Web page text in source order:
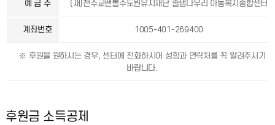
예 금 주 (재)천주교쌘뽈수도원유지재단 솔샘나우리 아동복지종합센터
계좌번호 1005-401-269400
※ 후원을 원하시는 경우, 센터에 전화하시어 성함과 연락처를 꼭 알려주시기
바랍니다.
후원금 소득공제